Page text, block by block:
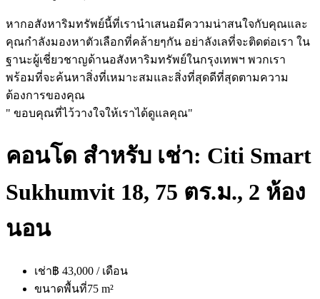
หากอสังหาริมทรัพย์นี้ที่เรานำเสนอมีความน่าสนใจกับคุณและ
คุณกำลังมองหาตัวเลือกที่คล้ายๆกัน อย่าลังเลที่จะติดต่อเรา ใน
ฐานะผู้เชี่ยวชาญด้านอสังหาริมทรัพย์ในกรุงเทพฯ พวกเรา
พร้อมที่จะค้นหาสิ่งที่เหมาะสมและสิ่งที่สุดดีที่สุดตามความ
ต้องการของคุณ
" ขอบคุณที่ไว้วางใจให้เราได้ดูแลคุณ"
คอนโด สำหรับ เช่า: Citi Smart
Sukhumvit 18, 75 ตร.ม., 2 ห้อง
นอน
เช่า฿ 43,000 / เดือน
ขนาดพื้นที่75 m²